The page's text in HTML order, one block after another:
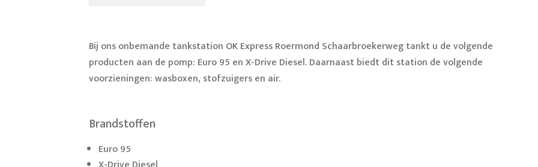
Bij ons onbemande tankstation OK Express Roermond Schaarbroekerweg tankt u de volgende
producten aan de pomp: Euro 95 en X-Drive Diesel. Daarnaast biedt dit station de volgende
voorzieningen: wasboxen, stofzuigers en air.
Brandstoffen
Euro 95